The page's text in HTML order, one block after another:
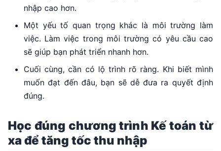
nhập cao hơn.
Một yếu tố quan trọng khác là môi trường làm
việc. Làm việc trong môi trường có yêu cầu cao
sẽ giúp bạn phát triển nhanh hơn.
Cuối cùng, cần có lộ trình rõ ràng. Khi biết mình
muốn đạt đến đâu, bạn sẽ dễ đưa ra quyết định
đúng.
Học đúng chương trình Kế toán từ
xa để tăng tốc thu nhập